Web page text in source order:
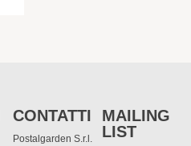
CONTATTI
Postalgarden S.r.l.
MAILING
LIST